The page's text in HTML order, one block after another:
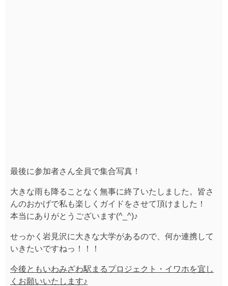
最後に参加者さん全員で集合写真！
大きな雨も降ることなく無事に終了いたしました。皆さ
んのおかげで私も楽しくガイドをさせて頂けました！
本当にありがとうございます(^_^)♪
せっかく岩見沢に大きな大学があるので、何か連携して
いきたいですねっ！！！
今後ともいわみざわ駅まるプロジェクト・イワホを宜し
くお願いいたします♪